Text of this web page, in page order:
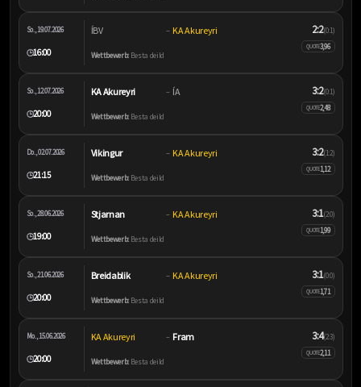
So., 19.07.2026
🕒16:00
ÍBV – KA Akureyri
Wettbewerb:Besta deild
2:2(0:1)
QUOTE3,96
So., 12.07.2026
🕒20:00
KA Akureyri – ÍA
Wettbewerb:Besta deild
3:2(0:1)
QUOTE2,48
Do., 02.07.2026
🕒21:15
Vikingur – KA Akureyri
Wettbewerb:Besta deild
3:2(1:2)
QUOTE1,12
So., 28.06.2026
🕒19:00
Stjarnan – KA Akureyri
Wettbewerb:Besta deild
3:1(2:0)
QUOTE1,99
So., 21.06.2026
🕒20:00
Breidablik – KA Akureyri
Wettbewerb:Besta deild
3:1(0:0)
QUOTE1,71
Mo., 15.06.2026
🕒20:00
KA Akureyri – Fram
Wettbewerb:Besta deild
3:4(2:3)
QUOTE2,11